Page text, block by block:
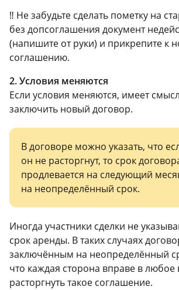
‼️ Не забудьте сделать пометку на
без допсоглашения документ
(напишите от руки) и прикрепите к
соглашению.
2. Условия меняются
Если условия меняются, имеет
заключить новый договор.
В договоре можно указать, что
он не расторгнут, то срок
продлевается на следующий
на неопределённый срок.
Иногда участники сделки не
срок аренды. В таких случаях
заключённым на неопределённый
что каждая сторона вправе в любое
расторгнуть такое соглашение.